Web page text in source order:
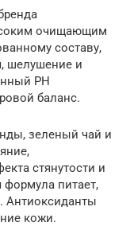
очищающим
составу,
шелушение и
PH
баланс.
зеленый чай и
стянутости и
питает,
Антиоксиданты
кожи.